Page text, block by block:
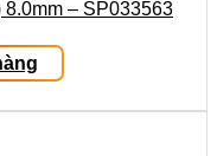
8.0mm – SP033563